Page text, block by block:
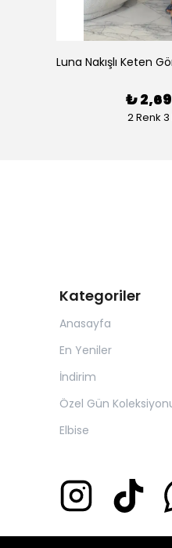
₺
2 Renk
Kategoriler
Anasayfa
En Yeniler
İndirim
Özel Gün
Elbise